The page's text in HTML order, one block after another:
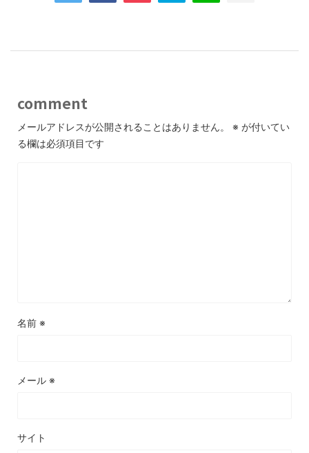
comment
メールアドレスが公開されることはありません。 ※ が付いてい
る欄は必須項目です
名前 ※
メール ※
サイト